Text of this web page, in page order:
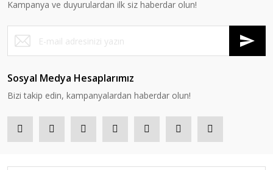
Kampanya ve duyurulardan ilk siz haberdar olun!
Sosyal Medya Hesaplarımız
Bizi takip edin, kampanyalardan haberdar olun!